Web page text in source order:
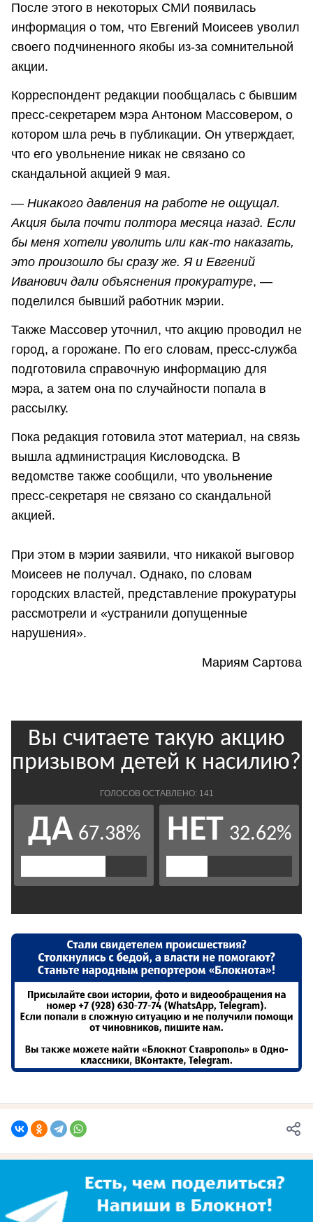
После этого в некоторых СМИ появилась
информация о том, что Евгений Моисеев уволил
своего подчиненного якобы из-за сомнительной
акции.
Корреспондент редакции пообщалась с бывшим
пресс-секретарем мэра Антоном Массовером, о
котором шла речь в публикации. Он утверждает,
что его увольнение никак не связано со
скандальной акцией 9 мая.
― Никакого давления на работе не ощущал.
Акция была почти полтора месяца назад. Если
бы меня хотели уволить или как-то наказать,
это произошло бы сразу же. Я и Евгений
Иванович дали объяснения прокуратуре, ―
поделился бывший работник мэрии.
Также Массовер уточнил, что акцию проводил не
город, а горожане. По его словам, пресс-служба
подготовила справочную информацию для
мэра, а затем она по случайности попала в
рассылку.
Пока редакция готовила этот материал, на связь
вышла администрация Кисловодска. В
ведомстве также сообщили, что увольнение
пресс-секретаря не связано со скандальной
акцией.
При этом в мэрии заявили, что никакой выговор
Моисеев не получал. Однако, по словам
городских властей, представление прокуратуры
рассмотрели и «устранили допущенные
нарушения».
Мариям Сартова